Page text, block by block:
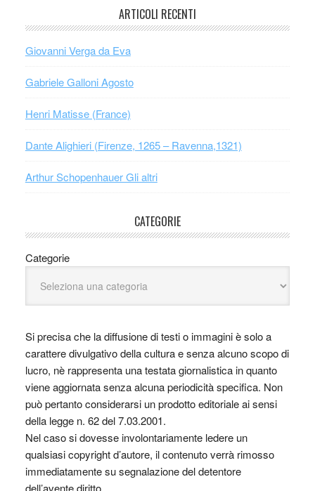
ARTICOLI RECENTI
Giovanni Verga da Eva
Gabriele Galloni Agosto
Henri Matisse (France)
Dante Alighieri (Firenze, 1265 – Ravenna,1321)
Arthur Schopenhauer Gli altri
CATEGORIE
Categorie
Si precisa che la diffusione di testi o immagini è solo a
carattere divulgativo della cultura e senza alcuno scopo di
lucro, nè rappresenta una testata giornalistica in quanto
viene aggiornata senza alcuna periodicità specifica. Non
può pertanto considerarsi un prodotto editoriale ai sensi
della legge n. 62 del 7.03.2001.
Nel caso si dovesse involontariamente ledere un
qualsiasi copyright d’autore, il contenuto verrà rimosso
immediatamente su segnalazione del detentore